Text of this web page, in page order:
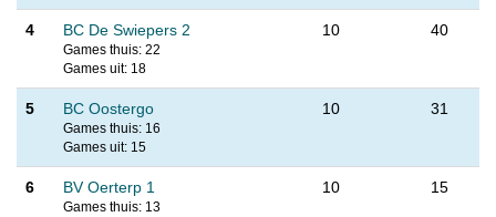
4 BC De Swiepers 2
Games thuis: 22
Games uit: 18
10 40
5 BC Oostergo
Games thuis: 16
Games uit: 15
10 31
6 BV Oerterp 1
Games thuis: 13
10 15